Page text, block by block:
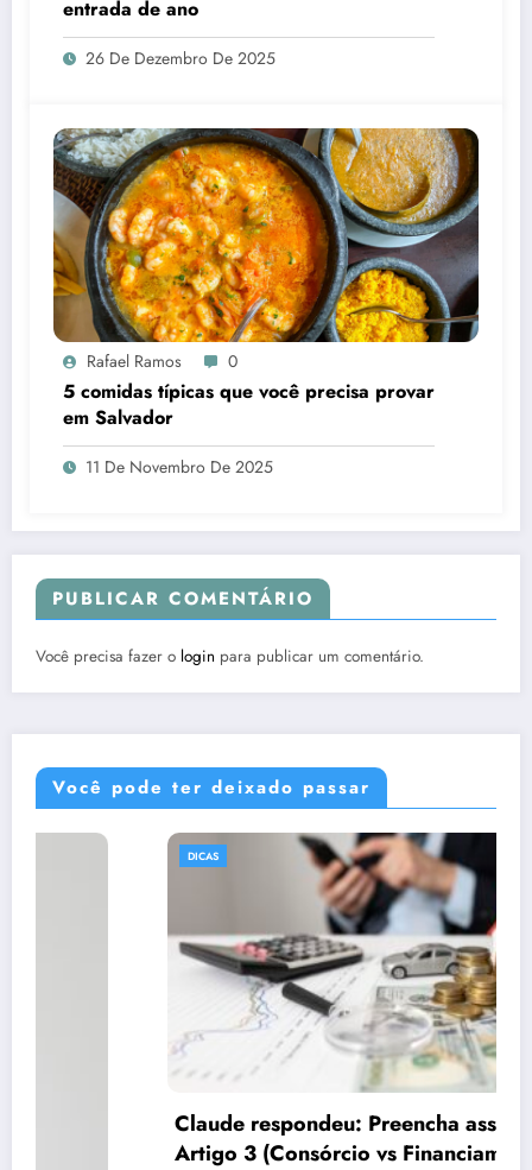
entrada de ano
26 De Dezembro De 2025
Rafael Ramos 0
5 comidas típicas que você precisa provar
em Salvador
11 De Novembro De 2025
PUBLICAR COMENTÁRIO
Você precisa fazer o login para publicar um comentário.
Você pode ter deixado passar
Claude respondeu: Preencha assim para o
Artigo 3 (Consórcio vs Financiamento)